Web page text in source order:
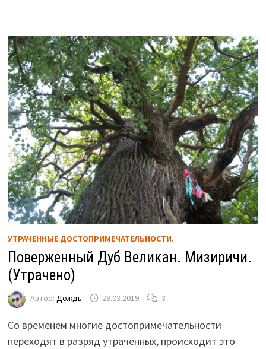
УТРАЧЕННЫЕ ДОСТОПРИМЕЧАТЕЛЬНОСТИ.
Поверженный Дуб Великан. Мизиричи.
(Утрачено)
Автор: Дождь 29.03.2019 3
Со временем многие достопримечательности
переходят в разряд утраченных, происходит это